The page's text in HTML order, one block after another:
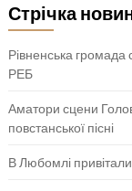
Стрічка
Рівненська
РЕБ
Аматори сцени
повстанської пісні
В Любомлі